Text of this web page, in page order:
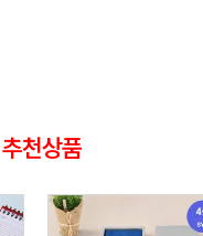
추천상품